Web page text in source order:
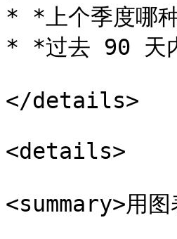
* *上个季度哪
* *过去 90 天
</details>
<details>
<summary>用